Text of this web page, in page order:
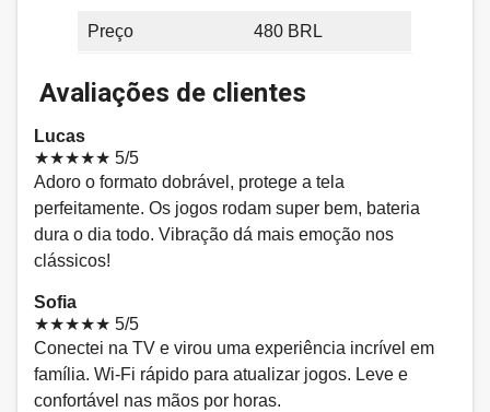
Preço 480 BRL
Avaliações de clientes
Lucas
★★★★★ 5/5
Adoro o formato dobrável, protege a tela
perfeitamente. Os jogos rodam super bem, bateria
dura o dia todo. Vibração dá mais emoção nos
clássicos!
Sofia
★★★★★ 5/5
Conectei na TV e virou uma experiência incrível em
família. Wi-Fi rápido para atualizar jogos. Leve e
confortável nas mãos por horas.